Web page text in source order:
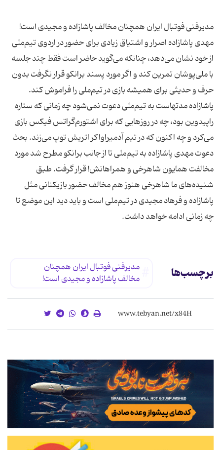
مدیرفنى‌ فوتبال ایران همچنان‌ مخالف‌ پاشازاده‌ و مجیدى‌ است!
مهدى‌ پاشازاده‌ اصرار و اشتیاق‌ زیادى‌ براى‌ حضور در اردوى‌ تیم‌ملى‌
از خود نشان‌ مى‌دهد، چنانکه‌ مى‌گوید حاضر است‌ فقط‌ چند جلسه‌
با ملى‌پوشان‌ تمرین‌ کند و اگر مورد پسند برانکو قرار نگرفت‌ بدون‌
حرف‌ و حدیثى‌ براى‌ همیشه‌ بازى‌ در تیم‌ملى‌ را فراموش‌ کند.
پاشازاده‌ مدتهاست‌ به‌ تیم‌ملى‌ دعوت‌ نمى‌شود چه‌ زمانى‌ که‌ ستاره‌
راپیدوین‌ بود، چه‌ در روزهایى‌ که‌ براى‌ اشتورم‌گراتس‌ فیکس‌ بازى‌
مى‌کرد و چه‌ اکنون‌ که‌ در تیم‌ آدمیراواکر اتریش‌ توپ‌ مى‌زند. بحث‌
دعوت‌ مهدى‌ پاشازاده‌ به‌ تیم‌ملى‌ تا از جانب‌ برانکو مطرح‌ شد مورد
مخالفت‌ همایون‌ شاهرخى‌ و همراهانش! قرار گرفت. طبق‌
شنیده‌هاى‌ ما شاهرخى‌ هنوز هم‌ مخالف‌ حضور بازیکنانى‌ مثل‌
پاشازاده‌ و فرهاد مجیدى‌ در تیم‌ملى‌ است‌ و باید دید این‌ موضع‌ تا
چه‌ زمانى‌ ادامه‌ خواهد داشت.
برچسب‌ها
مدیرفنى‌ فوتبال ایران همچنان‌
مخالف‌ پاشازاده‌ و مجیدى‌ است!